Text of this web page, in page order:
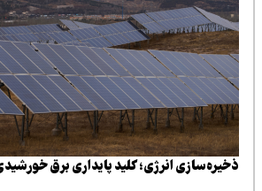
انرژی؛ کلید پایداری برق خورشیدی